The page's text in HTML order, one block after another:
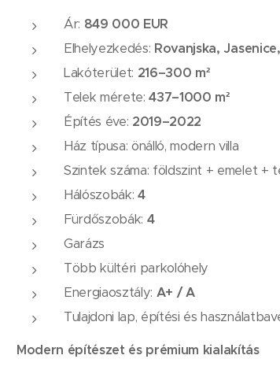
Ár: 849 000 EUR
Elhelyezkedés: Rovanjska,
Lakóterület: 216–300 m²
Telek mérete:437–1000 m²
Építés éve: 2019–2022
Ház típusa: önálló, modern villa
Szintek száma: földszint + emelet +
Hálószobák:4
Fürdőszobák: 4
Garázs
Több kültéri parkolóhely
Energiaosztály: A+ / A
Tulajdoni lap, építési és
Modern építészet és prémium kialakítás